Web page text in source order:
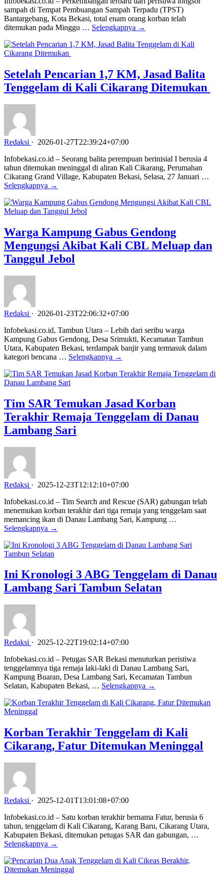
sampah di Tempat Pembuangan Sampah Terpadu (TPST)
Bantargebang, Kota Bekasi, total enam orang korban telah
ditemukan pada Minggu … Selengkapnya →
Setelah Pencarian 1,7 KM, Jasad Balita
Tenggelam di Kali Cikarang Ditemukan
Redaksi · 2026-01-27T22:39:24+07:00
Infobekasi.co.id – Seorang balita perempuan berinisial I berusia 4
tahun ditemukan meninggal di aliran Kali Cikarang, Perumahan
Cikarang Grand Village, Kabupaten Bekasi, Selasa, 27 Januari …
Selengkapnya →
Warga Kampung Gabus Gendong
Mengungsi Akibat Kali CBL Meluap dan
Tanggul Jebol
Redaksi · 2026-01-23T22:06:32+07:00
Infobekasi.co.id, Tambun Utara – Lebih dari seribu warga
Kampung Gabus Gendong, Desa Srimukti, Kecamatan Tambun
Utara, Kabupaten Bekasi, terdampak banjir yang termasuk dalam
kategori bencana … Selengkapnya →
Tim SAR Temukan Jasad Korban
Terakhir Remaja Tenggelam di Danau
Lambang Sari
Redaksi · 2025-12-23T12:12:10+07:00
Infobekasi.co.id – Tim Search and Rescue (SAR) gabungan telah
menemukan korban terakhir dari tiga remaja yang tenggelam saat
memancing ikan di Danau Lambang Sari, Kampung …
Selengkapnya →
Ini Kronologi 3 ABG Tenggelam di Danau
Lambang Sari Tambun Selatan
Redaksi · 2025-12-22T19:02:14+07:00
Infobekasi.co.id – Petugas SAR Bekasi menuturkan peristiwa
tenggelamnya tiga remaja laki-laki di Danau Lambang Sari,
Kampung Buaran, Desa Lambang Sari, Kecamatan Tambun
Selatan, Kabupaten Bekasi, … Selengkapnya →
Korban Terakhir Tenggelam di Kali
Cikarang, Fatur Ditemukan Meninggal
Redaksi · 2025-12-01T13:01:08+07:00
Infobekasi.co.id – Satu korban terakhir bernama Fatur, berusia 6
tahun, tenggelam di Kali Cikarang, Karang Baru, Cikarang Utara,
Kabupaten Bekasi, ditemukan petugas SAR dan gabungan, …
Selengkapnya →